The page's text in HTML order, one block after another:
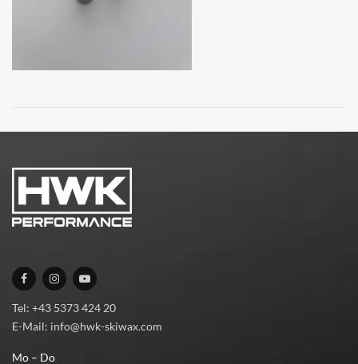
Tel: +43 5373 424 20
E-Mail: info@hwk-skiwax.com
Mo – Do